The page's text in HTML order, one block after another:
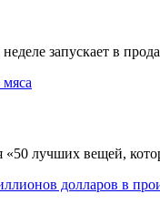
запускает в
лучших вещей,